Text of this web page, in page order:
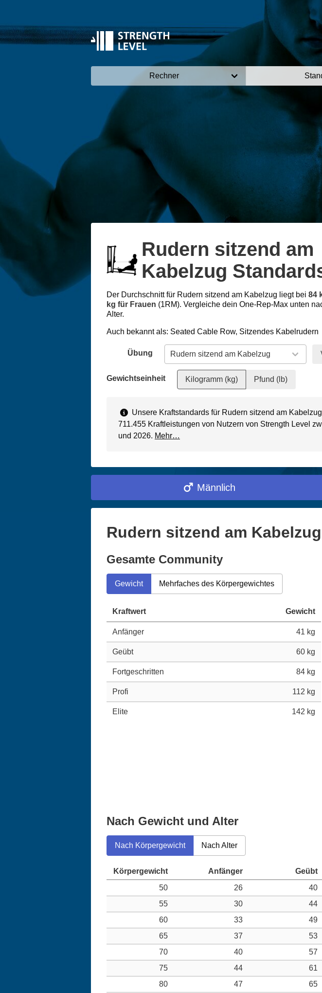
Rechner
Rudern sitzend am
Kabelzug
Der Durchschnitt für Rudern sitzend am Kabelzug liegt bei 84
kg für Frauen (1RM). Vergleiche dein One-Rep-Max unten
Alter.
Auch bekannt als: Seated Cable Row, Sitzendes Kabelrudern
Übung
Gewichtseinheit Kilogramm (kg) Pfund (lb)
Unsere Kraftstandards für Rudern sitzend am
711.455 Kraftleistungen von Nutzern von Strength Level
und 2026. Mehr…
Männlich
Rudern sitzend am
Gesamte Community
Gewicht Mehrfaches des Körpergewichtes
Kraftwert Gewicht
Anfänger 41 kg
Geübt 60 kg
Fortgeschritten 84 kg
Profi 112 kg
Elite 142 kg
Nach Gewicht und Alter
Nach Körpergewicht Nach Alter
50 26 40
55
30 44
60
33 49
65
37 53
70
40 57
75
44 61
80
47 65